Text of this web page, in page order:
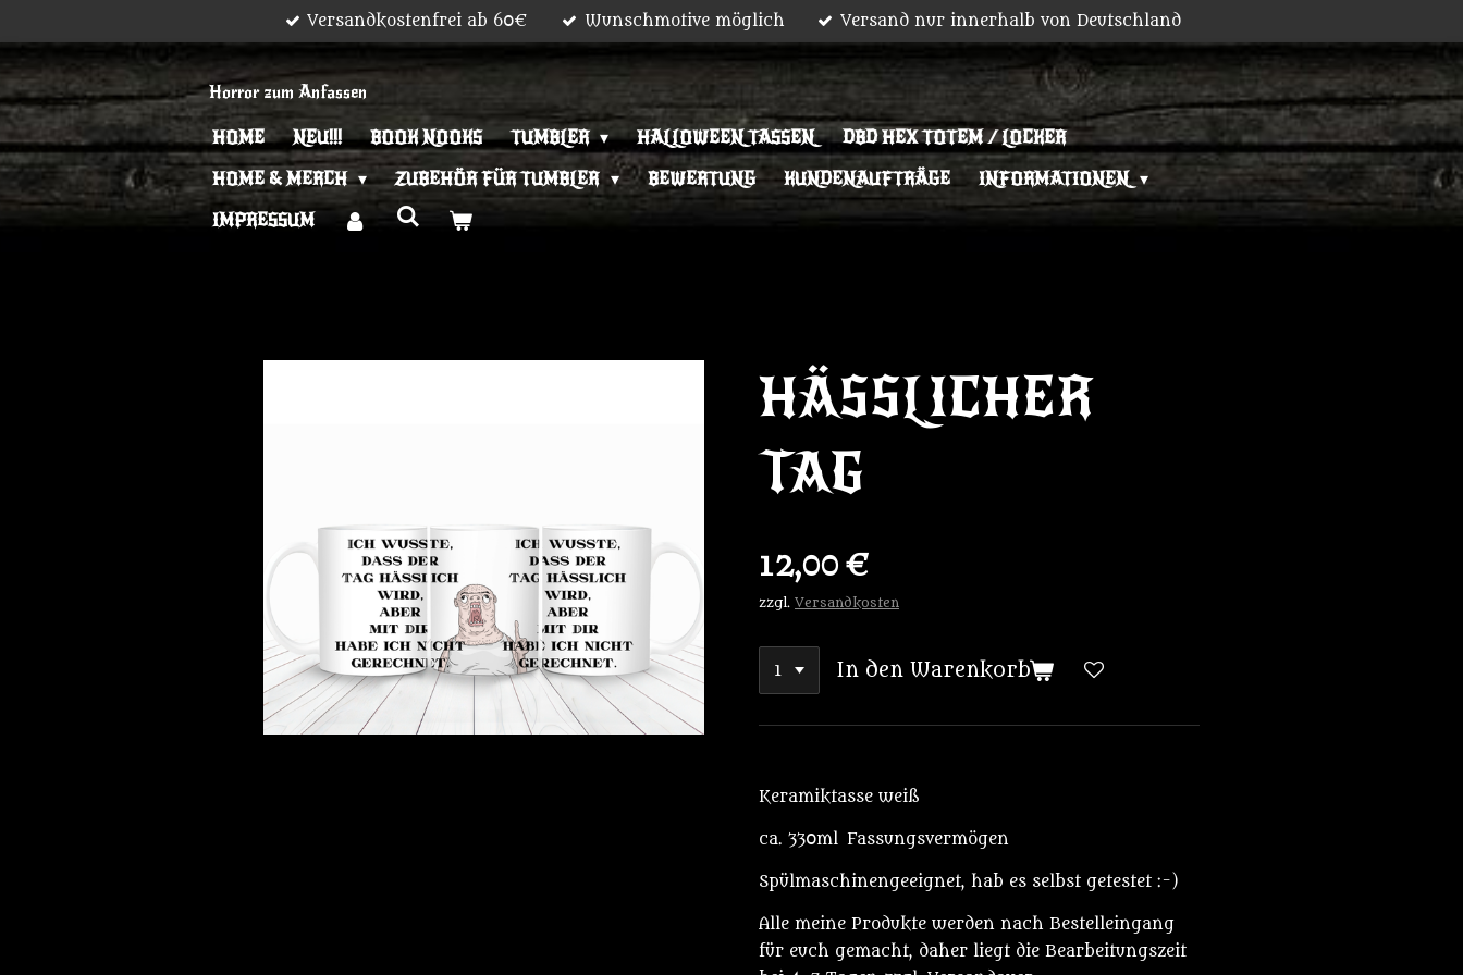
springen
Versandkostenfrei ab 60€ Wunschmotive möglich Versand nur innerhalb von Deutschland
Horror zum Anfassen
HOME NEU!!! BOOK NOOKS TUMBLER HALLOWEEN TASSEN
DBD HEX TOTEM / LOCKER
HOME & MERCH
ZUBEHÖR FÜR TUMBLER BEWERTUNG KUNDENAUFTRÄGE
INFORMATIONEN
IMPRESSUM
HÄSSLICHER
TAG
12,00 €
zzgl. Versandkosten
In den Warenkorb
Keramiktasse weiß
ca. 330ml Fassungsvermögen
Spülmaschinengeeignet, hab es selbst getestet :-)
Alle meine Produkte werden nach Bestelleingang
für euch gemacht, daher liegt die Bearbeitungszeit